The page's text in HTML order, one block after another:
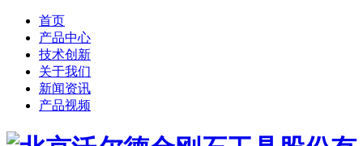
首页
产品中心
技术创新
关于我们
新闻资讯
产品视频